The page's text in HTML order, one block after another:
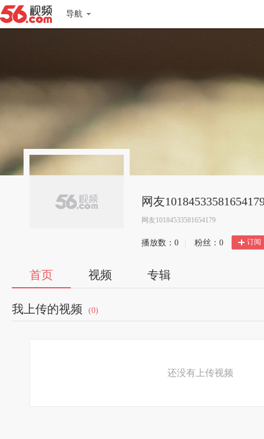
导航
网友
网友10184533581654179
播放数： 0 粉丝： 0 订阅
首页 视频 专辑
我上传的视频 (0)
还没有上传视频